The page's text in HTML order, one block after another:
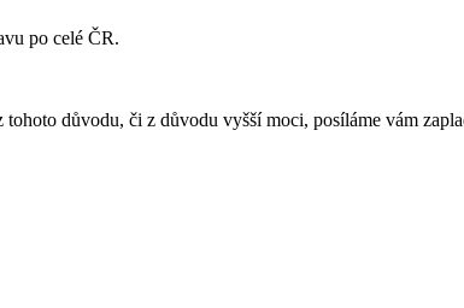
po celé ČR.
důvodu, či z důvodu vyšší moci, posíláme vám